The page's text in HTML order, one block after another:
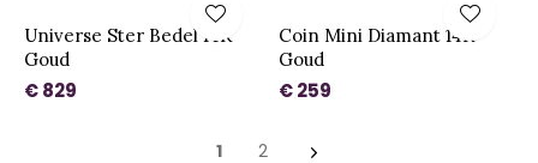
Universe Ster Bedel 14K
Goud
€ 829
Coin Mini Diamant 14K
Goud
€ 259
1 2